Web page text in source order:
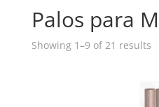
Palos para
Showing 1–9 of 21 results